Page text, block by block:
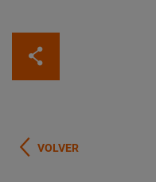
VOLVER